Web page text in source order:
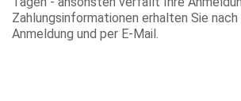
Zahlungsinformationen erhalten Sie
Anmeldung und per E-Mail.